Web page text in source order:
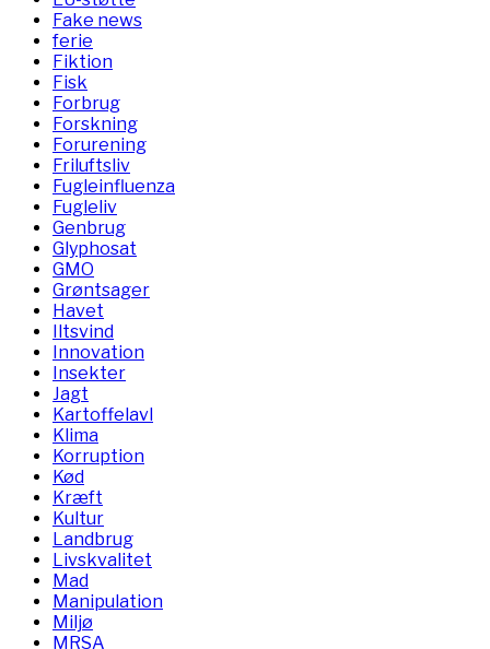
Fake news
ferie
Fiktion
Fisk
Forbrug
Forskning
Forurening
Friluftsliv
Fugleinfluenza
Fugleliv
Genbrug
Glyphosat
GMO
Grøntsager
Havet
Iltsvind
Innovation
Insekter
Jagt
Kartoffelavl
Klima
Korruption
Kød
Kræft
Kultur
Landbrug
Livskvalitet
Mad
Manipulation
Miljø
MRSA